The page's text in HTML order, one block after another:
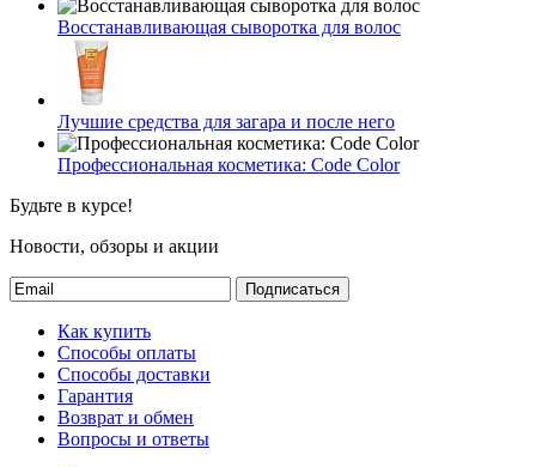
Восстанавливающая сыворотка для волос
Лучшие средства для загара и после него
Профессиональная косметика: Code Color
Будьте в курсе!
Новости, обзоры и акции
Подписаться
Как купить
Способы оплаты
Способы доставки
Гарантия
Возврат и обмен
Вопросы и ответы